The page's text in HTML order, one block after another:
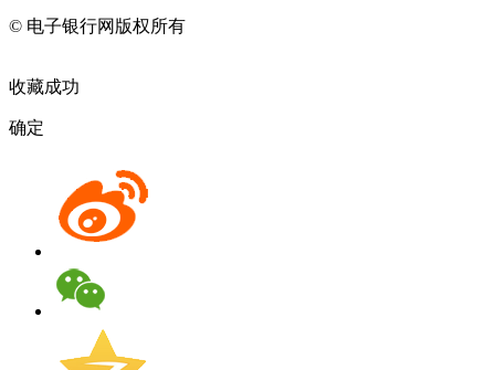
© 电子银行网版权所有
收藏成功
确定